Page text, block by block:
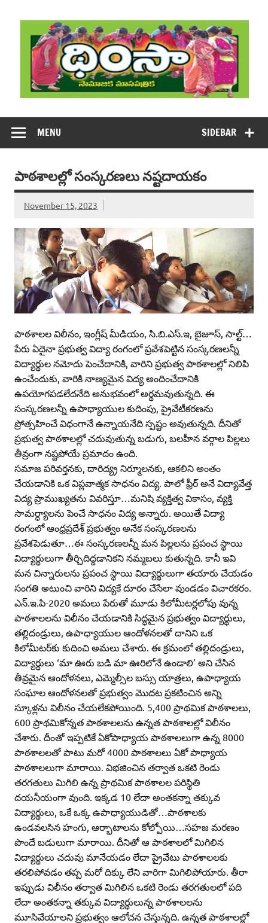
content
DHIMSA
SIDEBAR
MENU
పాఠశాలల్లో సంస్కరణలు నష్టదాయకం
November 15, 2023
పాఠశాలల విలీనం, ఇంగ్లీష్‌ మీడియం, సి.బి.ఎస్‌.ఇ, బైజూస్‌, సాల్ట్‌…
పేరు ఏదైనా ప్రభుత్వ విద్యా రంగంలో ప్రవేశపెట్టిన సంస్కరణలన్నీ
విద్యార్థుల నమోదు పెంచేదానికి, వారిని ప్రభుత్వ పాఠశాలల్లో నిలిపి
ఉంచేందుకు, వారికి నాణ్యమైన విద్య అందించేదానికి
ఉపయోగపడలేదనేది అనుభవంలో అర్థమవుతున్నది. ఈ
సంస్కరణలన్నీ ఉపాధ్యాయుల కుదింపు, ప్రైవేటీకరణను
ప్రోత్సహించే విధంగానే ఉన్నాయనేది స్పష్టం అవుతున్నది. దీనితో
ప్రభుత్వ పాఠశాలల్లో చదువుతున్న బడుగు, బలహీన వర్గాల పిల్లలు
తీవ్రంగా నష్టపోయే ప్రమాదం ఉంది.
సమాజ పరివర్తనకు, దారిద్య్ర నిర్మూలనకు, ఆకలిని అంతం
చేయడానికి ఒక విప్లవాత్మక సాధనం విద్య. పాలో ఫ్రీర్‌ అనే విద్యావేత్త
విద్య ప్రాముఖ్యతను వివరిస్తూ…మనిషి వ్యక్తిత్వ వికాసం, వ్యక్తి
సామర్ధ్యాలను పెంచే సాధనం విద్య అన్నారు. అయితే విద్యా
రంగంలో ఆంధ్రప్రదేశ్‌ ప్రభుత్వం అనేక సంస్కరణలను
ప్రవేశపెడుతూ…ఈ సంస్కరణలన్నీ మన పిల్లలను ప్రపంచ స్థాయి
విద్యార్థులుగా తీర్చిదిద్దడానికని నమ్మబలు కుతున్నది. కానీ ఇవి
మన చిన్నారులను ప్రపంచ స్థాయి విద్యార్థులుగా తయారు చేయడం
సంగతి అటుంచి వారిని విద్యకే దూరం చేసేలా వుండడం విచారకరం.
ఎన్‌.ఇ.పి-2020 అమలు పేరుతో మూడు కిలోమీటర్లలోపు వున్న
పాఠశాలలను విలీనం చేయడానికి సిద్ధమైన ప్రభుత్వం విద్యార్థులు,
తల్లిదండ్రులు, ఉపాధ్యాయుల ఆందోళనలతో దానిని ఒక
కిలోమీటర్‌కు కుదించి అమలు చేశారు. ఈ క్రమంలో తల్లిదండ్రులు,
విద్యార్థులు ‘మా ఊరు బడి మా ఊరిలోనే ఉండాలి’ అని చేసిన
తీవ్రమైన ఆందోళనలు, ఎమ్మెల్సీల బస్సు యాత్రలు, ఉపాధ్యాయ
సంఘాల ఆందోళనలతో ప్రభుత్వం మొదట ప్రకటించిన అన్ని
స్కూళ్లను విలీనం చేయలేకపోయింది. 5,400 ప్రాథమిక పాఠశాలలు,
600 ప్రాథమికోన్నత పాఠశాలలను ఉన్నత పాఠశాలల్లో విలీనం
చేశారు. దీంతో ఇప్పటికే ఏకోపాధ్యాయ పాఠశాలలుగా ఉన్న 8000
పాఠశాలలతో పాటు మరో 4000 పాఠశాలలు ఏకో పాధ్యాయ
పాఠశాలలుగా మారాయి. విభజించిన తర్వాత ఒకటి రెండు
తరగతులు మిగిలి ఉన్న ప్రాథమిక పాఠశాలల పరిస్థితి
దయనీయంగా వుంది. ఇక్కడ 10 లేదా అంతకన్నా తక్కువ
విద్యార్థులు, ఒకే ఒక్క ఉపాధ్యాయుడితో…పాఠశాలకు
ఉండవలసిన హంగు, ఆర్భాటాలను కోల్పోయి…సహజ మరణం
పొందే బడులుగా మారాయి. దీనితో ఆ పాఠశాలలో మిగిలిన
విద్యార్థులు చదువు మానేయడం లేదా ప్రైవేటు పాఠశాలలకు
తరలిపోవడం తప్ప మరో దిక్కు లేని వారిగా మిగిలిపోయారు. తీరా
ఇప్పుడు విలీనం తర్వాత మిగిలిన ఒకటి రెండు తరగతులలో పది
లేదా అంతకన్నా తక్కువ విద్యార్థులున్న పాఠశాలలను
మూసివేయాలని ప్రభుత్వం ఆలోచన చేస్తున్నది. ఉన్నత పాఠశాలల్లో